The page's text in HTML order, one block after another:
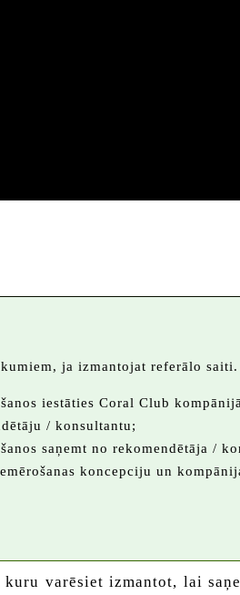
ja izmantojat referālo saiti.
iestāties Coral Club
/ konsultantu;
saņemt no rekomendētāja /
koncepciju un
varēsiet izmantot, lai